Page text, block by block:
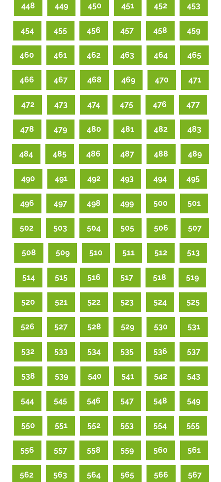
448 449 450 451 452 453
454 455 456 457 458 459
460 461 462 463 464 465
466 467 468 469 470 471
472 473 474 475 476 477
478 479 480 481 482 483
484 485 486 487 488 489
490 491 492 493 494 495
496 497 498 499 500 501
502 503 504 505 506 507
508 509 510 511 512 513
514 515 516 517 518 519
520 521 522 523 524 525
526 527 528 529 530 531
532 533 534 535 536 537
538 539 540 541 542 543
544 545 546 547 548 549
550 551 552 553 554 555
556 557 558 559 560 561
562 563 564 565 566 567